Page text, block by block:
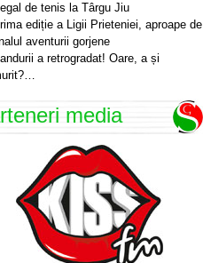
de tenis la Târgu Jiu
ediție a Ligii Prieteniei, aproape de
aventurii gorjene
a retrogradat! Oare, a și
media